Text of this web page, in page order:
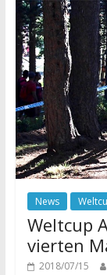
News
Weltcup
vierten
2018/07/15